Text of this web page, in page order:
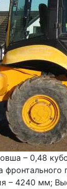
– 0,48
– 4240 мм;